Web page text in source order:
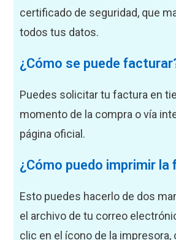
certificado de seguridad, que
todos tus datos.
¿Cómo se puede
Puedes solicitar tu factura en
momento de la compra o vía
página oficial.
¿Cómo puedo imprimir la
Esto puedes hacerlo de dos
el archivo de tu correo
clic en el ícono de la impresora,